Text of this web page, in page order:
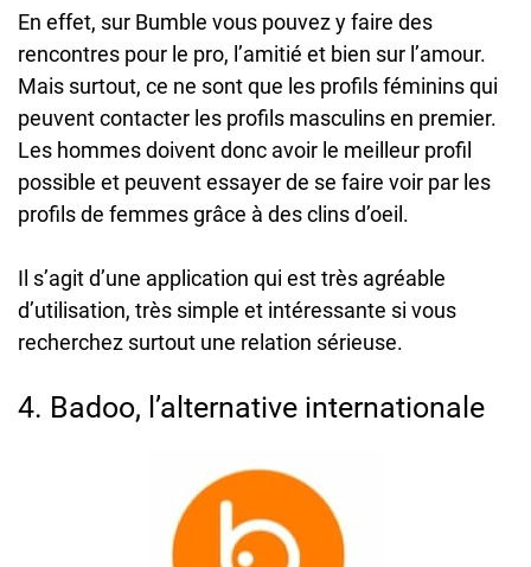
En effet, sur Bumble vous pouvez y faire des
rencontres pour le pro, l’amitié et bien sur l’amour.
Mais surtout, ce ne sont que les profils féminins qui
peuvent contacter les profils masculins en premier.
Les hommes doivent donc avoir le meilleur profil
possible et peuvent essayer de se faire voir par les
profils de femmes grâce à des clins d’oeil.
Il s’agit d’une application qui est très agréable
d’utilisation, très simple et intéressante si vous
recherchez surtout une relation sérieuse.
4. Badoo, l’alternative internationale